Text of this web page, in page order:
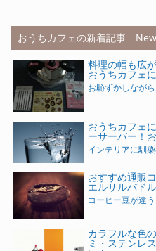
おうちカフェの新着記事
料理の幅も広
おうちカフェ
お恥ずかしなが
おうちカフェ
ーサーバー！
インテリアに馴
おすすめ通販
エルサルバド
コーヒー豆が違
カラフルな色
ミ・ステンレ